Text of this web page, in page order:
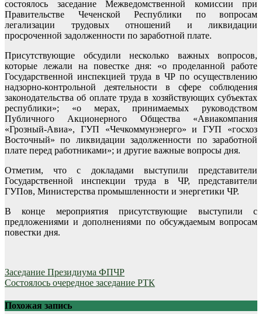
состоялось заседание Межведомственной комиссии при
Правительстве Чеченской Республики по вопросам
легализации трудовых отношений и ликвидации
просроченной задолженности по заработной плате.
Присутствующие обсудили несколько важных вопросов,
которые лежали на повестке дня: «о проделанной работе
Государственной инспекцией труда в ЧР по осуществлению
надзорно-контрольной деятельности в сфере соблюдения
законодательства об оплате труда в хозяйствующих субъектах
республики»; «о мерах, принимаемых руководством
Публичного Акционерного Общества «Авиакомпания
«Грозный-Авиа», ГУП «Чечкоммунэнерго» и ГУП «госхоз
Восточный» по ликвидации задолженности по заработной
плате перед работниками»; и другие важные вопросы дня.
Отметим, что с докладами выступили представители
Государственной инспекции труда в ЧР, представители
ГУПов, Министерства промышленности и энергетики ЧР.
В конце мероприятия присутствующие выступили с
предложениями и дополнениями по обсуждаемым вопросам
повестки дня.
Навигация
по
записям
Заседание Президиума ФПЧР
Состоялось очередное заседание РТК
Похожая запись